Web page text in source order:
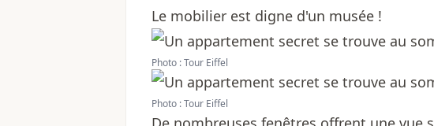
Le mobilier est digne d'un musée !
Photo : Tour Eiffel
Photo : Tour Eiffel